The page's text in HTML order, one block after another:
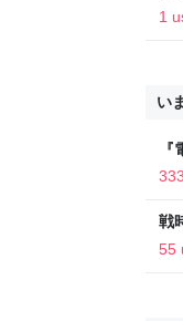
-
1
い
イ
戦
55